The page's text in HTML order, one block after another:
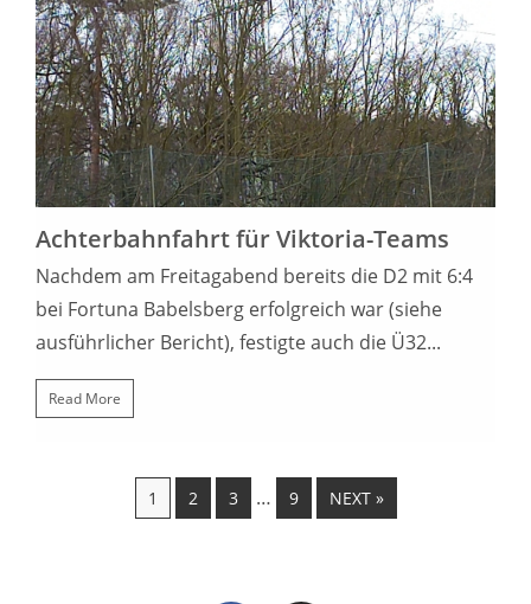
20. MÄRZ 2023
Achterbahnfahrt für Viktoria-Teams
Nachdem am Freitagabend bereits die D2 mit 6:4
bei Fortuna Babelsberg erfolgreich war (siehe
ausführlicher Bericht), festigte auch die Ü32...
Read More
1 2 3 … 9 NEXT »